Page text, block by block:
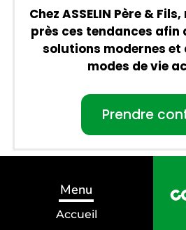
Chez ASSELIN Père &
près ces tendances afin
solutions modernes
modes de vie
Prendre
Menu
Accueil